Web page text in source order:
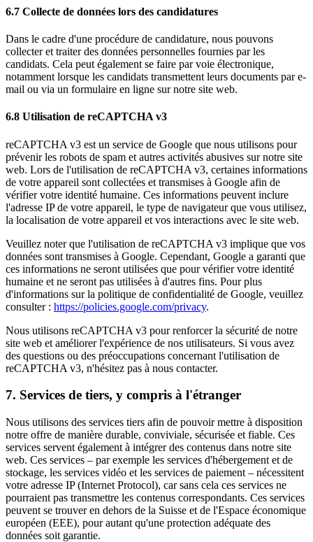
6.7 Collecte de données lors des candidatures
Dans le cadre d'une procédure de candidature, nous pouvons
collecter et traiter des données personnelles fournies par les
candidats. Cela peut également se faire par voie électronique,
notamment lorsque les candidats transmettent leurs documents par e-
mail ou via un formulaire en ligne sur notre site web.
6.8 Utilisation de reCAPTCHA v3
reCAPTCHA v3 est un service de Google que nous utilisons pour
prévenir les robots de spam et autres activités abusives sur notre site
web. Lors de l'utilisation de reCAPTCHA v3, certaines informations
de votre appareil sont collectées et transmises à Google afin de
vérifier votre identité humaine. Ces informations peuvent inclure
l'adresse IP de votre appareil, le type de navigateur que vous utilisez,
la localisation de votre appareil et vos interactions avec le site web.
Veuillez noter que l'utilisation de reCAPTCHA v3 implique que vos
données sont transmises à Google. Cependant, Google a garanti que
ces informations ne seront utilisées que pour vérifier votre identité
humaine et ne seront pas utilisées à d'autres fins. Pour plus
d'informations sur la politique de confidentialité de Google, veuillez
consulter : https://policies.google.com/privacy.
Nous utilisons reCAPTCHA v3 pour renforcer la sécurité de notre
site web et améliorer l'expérience de nos utilisateurs. Si vous avez
des questions ou des préoccupations concernant l'utilisation de
reCAPTCHA v3, n'hésitez pas à nous contacter.
7. Services de tiers, y compris à l'étranger
Nous utilisons des services tiers afin de pouvoir mettre à disposition
notre offre de manière durable, conviviale, sécurisée et fiable. Ces
services servent également à intégrer des contenus dans notre site
web. Ces services – par exemple les services d'hébergement et de
stockage, les services vidéo et les services de paiement – nécessitent
votre adresse IP (Internet Protocol), car sans cela ces services ne
pourraient pas transmettre les contenus correspondants. Ces services
peuvent se trouver en dehors de la Suisse et de l'Espace économique
européen (EEE), pour autant qu'une protection adéquate des
données soit garantie.